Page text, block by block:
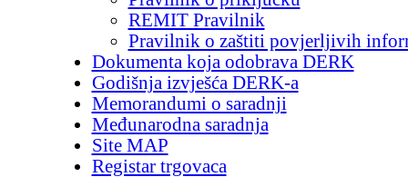
REMIT Pravilnik
Pravilnik o zaštiti povjerljivih
Dokumenta koja odobrava DERK
Godišnja izvješća DERK-a
Memorandumi o saradnji
Međunarodna saradnja
Site MAP
Registar trgovaca